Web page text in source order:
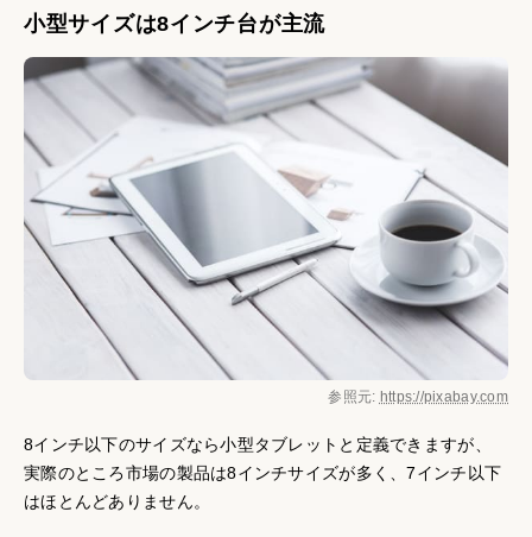
小型サイズは8インチ台が主流
参照元: https://pixabay.com
8インチ以下のサイズなら小型タブレットと定義できますが、
実際のところ市場の製品は8インチサイズが多く、7インチ以下
はほとんどありません。